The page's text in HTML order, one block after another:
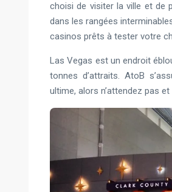
choisi de visiter la ville et de
dans les rangées
casinos prêts à tester votre
Las Vegas est un endroit
tonnes d’attraits. AtoB
ultime, alors n’attendez pas